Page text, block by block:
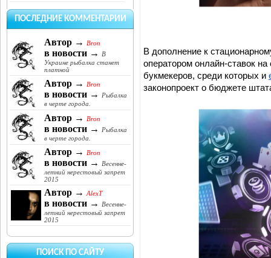
ПОСЛЕДНИЕ КОММЕНТАРИИ
Автор → Bron
в новости →
В
Украине рыбалка станет
платной
Автор → Bron
в новости →
Рыбалка
в черте города.
Автор → Bron
в новости →
Рыбалка
в черте города.
Автор → Bron
в новости →
Весенне-
летний нерестовый запрет
2015
Автор → AlexT
в новости →
Весенне-
летний нерестовый запрет
2015
ПОИСК ПО САЙТУ
В дополнение к
оператором онлайн-ставок
букмекеров, среди которых и
законопроект о бюджете